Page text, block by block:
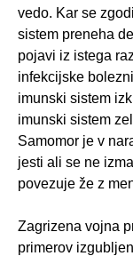
vedo. Kar se
sistem preneha
pojavi iz istega
infekcijske
imunski sistem
imunski sistem
Samomor je v
jesti ali se ne
povezuje že z
Zagrizena vojna
primerov